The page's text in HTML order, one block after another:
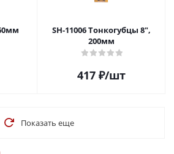
SH-11006 Тонкогубцы 8",
200мм
417₽/шт
Показать еще